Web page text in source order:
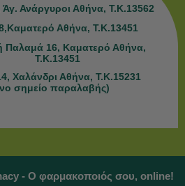
Άγ. Ανάργυροι Αθήνα, Τ.Κ.13562
Αθήνα, Τ.Κ.13451
Παλαμά 16, Καματερό Αθήνα,
Τ.Κ.13451
Χαλάνδρι Αθήνα, Τ.Κ.15231
σημείο παραλαβής)
- Ο φαρμακοποιός σου, online!